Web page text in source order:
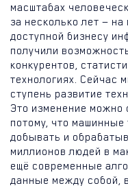
масштабах
за несколько лет —
доступной бизнесу
получили
конкурентов,
технологиях. Сейчас
ступень развитие
Это изменение можно
потому, что машинные
добывать и
миллионов людей в
ещё современные
данные между собой,